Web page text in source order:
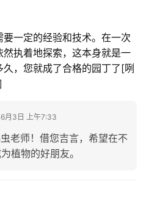
一定的经验和技术。在一次
执着地探索，这本身就是一
，您就成了合格的园丁了[咧
月3日 上午7:33
老师！借您吉言，希望在不
植物的好朋友。